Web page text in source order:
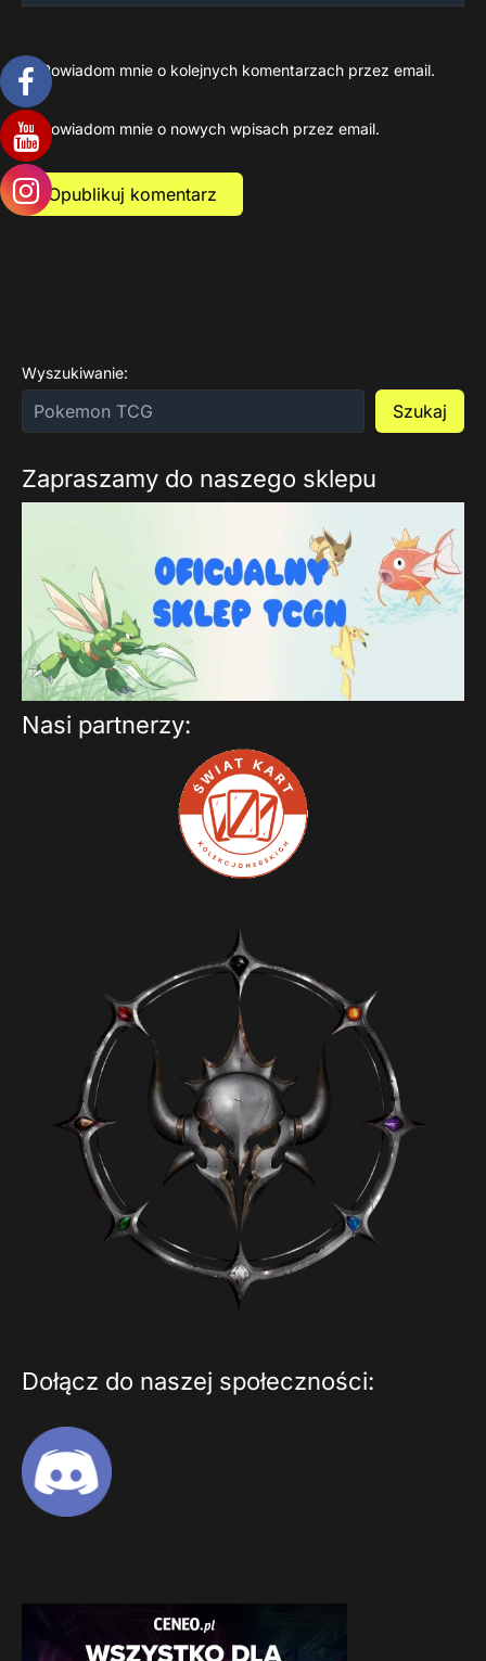
Powiadom mnie o kolejnych komentarzach przez email.
Powiadom mnie o nowych wpisach przez email.
Wyszukiwanie:
Szukaj
Zapraszamy do naszego sklepu
Nasi partnerzy:
Dołącz do naszej społeczności: